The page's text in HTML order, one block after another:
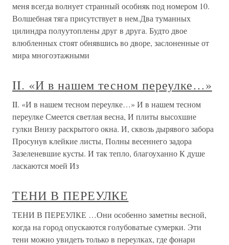
меня всегда волнует странный особняк под номером 10.
Волшебная тяга присутствует в нем.Два туманных
цилиндра полуутоплены друг в друга. Будто двое
влюбленных стоят обнявшись во дворе, заслоненные от
мира многоэтажными
II. «И в нашем тесном переулке…»
II. «И в нашем тесном переулке…» И в нашем тесном
переулке Смеется светлая весна, И плиты высохшие
гулки Внизу раскрытого окна. И, сквозь дырявого забора
Просунув клейкие листы, Полны весеннего задора
Зазеленевшие кусты. И так тепло, благоуханно К душе
ласкаются моей Из
ТЕНИ В ПЕРЕУЛКЕ
ТЕНИ В ПЕРЕУЛКЕ …Они особенно заметны весной,
когда на город опускаются голубоватые сумерки. Эти
тени можно увидеть только в переулках, где фонари